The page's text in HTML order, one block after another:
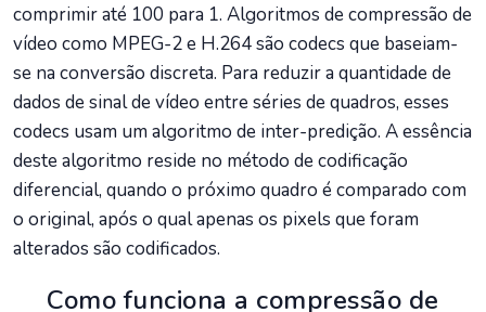
comprimir até 100 para 1. Algoritmos de compressão de
vídeo como MPEG-2 e H.264 são codecs que baseiam-
se na conversão discreta. Para reduzir a quantidade de
dados de sinal de vídeo entre séries de quadros, esses
codecs usam um algoritmo de inter-predição. A essência
deste algoritmo reside no método de codificação
diferencial, quando o próximo quadro é comparado com
o original, após o qual apenas os pixels que foram
alterados são codificados.
Como funciona a compressão de